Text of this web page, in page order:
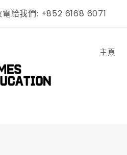
電給我們: +852 6168 6071
主頁